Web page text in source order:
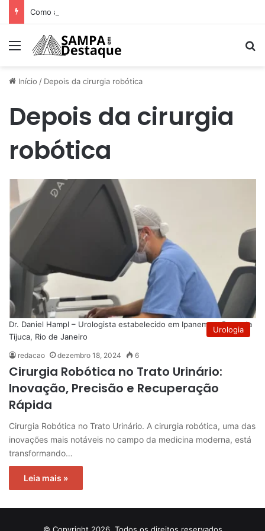
Menu
Início / Depois da cirurgia robótica
Depois da cirurgia
robótica
Urologia
Dr. Daniel Hampl – Urologista estabelecido em Ipanema e Barra da
Tijuca, Rio de Janeiro
redacao dezembro 18, 2024 6
Cirurgia Robótica no Trato Urinário:
Inovação, Precisão e Recuperação
Rápida
Cirurgia Robótica no Trato Urinário. A cirurgia robótica, uma das
inovações mais notáveis no campo da medicina moderna, está
transformando…
Leia mais »